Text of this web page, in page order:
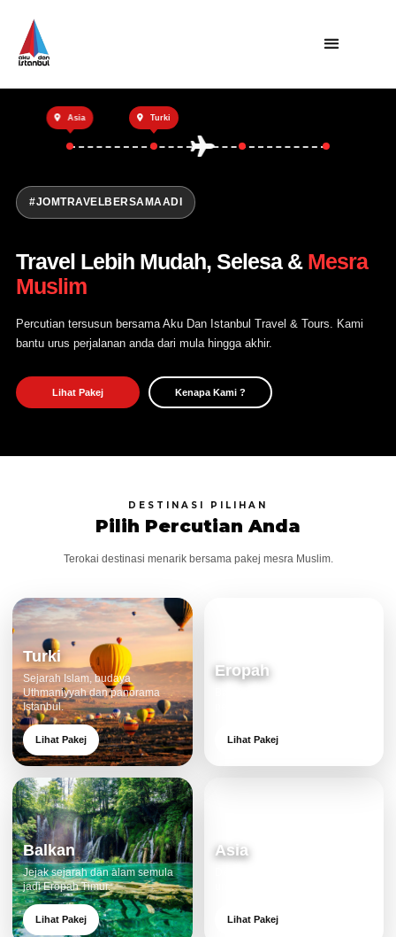
Utama
Private Trip
Open Trip
Tentang Kami
Hubungi Kami
Asia Turki
#JOMTRAVELBERSAMAADI
Travel Lebih Mudah, Selesa & Mesra
Muslim
Percutian tersusun bersama Aku Dan Istanbul Travel & Tours. Kami
bantu urus perjalanan anda dari mula hingga akhir.
Lihat Pakej Kenapa Kami ?
DESTINASI PILIHAN
Pilih Percutian Anda
Terokai destinasi menarik bersama pakej mesra Muslim.
Turki
Sejarah Islam, budaya
Uthmaniyyah dan panorama
Istanbul.
Lihat Pakej
Eropah
Lihat Pakej
Balkan
Jejak sejarah dan alam semula
jadi Eropah Timur.
Lihat Pakej
Asia
Lihat Pakej